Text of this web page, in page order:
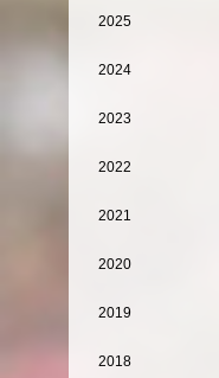
2025
2024
2023
2022
2021
2020
2019
2018